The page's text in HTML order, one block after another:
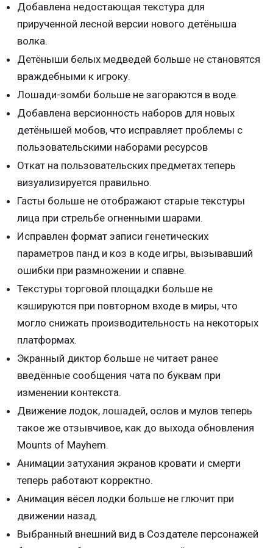
Добавлена недостающая текстура для
прирученной лесной версии нового детёныша
волка.
Детёныши белых медведей больше не становятся
враждебными к игроку.
Лошади-зомби больше не загораются в воде.
Добавлена версионность наборов для новых
детёнышей мобов, что исправляет проблемы с
пользовательскими наборами ресурсов
Откат на пользовательских предметах теперь
визуализируется правильно.
Гасты больше не отображают старые текстуры
лица при стрельбе огненными шарами.
Исправлен формат записи генетических
параметров панд и коз в коде игры, вызывавший
ошибки при размножении и спавне.
Текстуры торговой площадки больше не
кэшируются при повторном входе в миры, что
могло снижать производительность на некоторых
платформах.
Экранный диктор больше не читает ранее
введённые сообщения чата по буквам при
изменении контекста.
Движение лодок, лошадей, ослов и мулов теперь
такое же отзывчивое, как до выхода обновления
Mounts of Mayhem.
Анимации затухания экранов кровати и смерти
теперь работают корректно.
Анимация вёсел лодки больше не глючит при
движении назад.
Выбранный внешний вид в Создателе персонажей